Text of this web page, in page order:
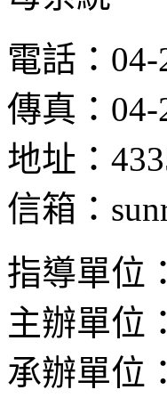
電話：04-
傳真：04-
地址：
信箱：
指導單位
主辦單位
承辦單位